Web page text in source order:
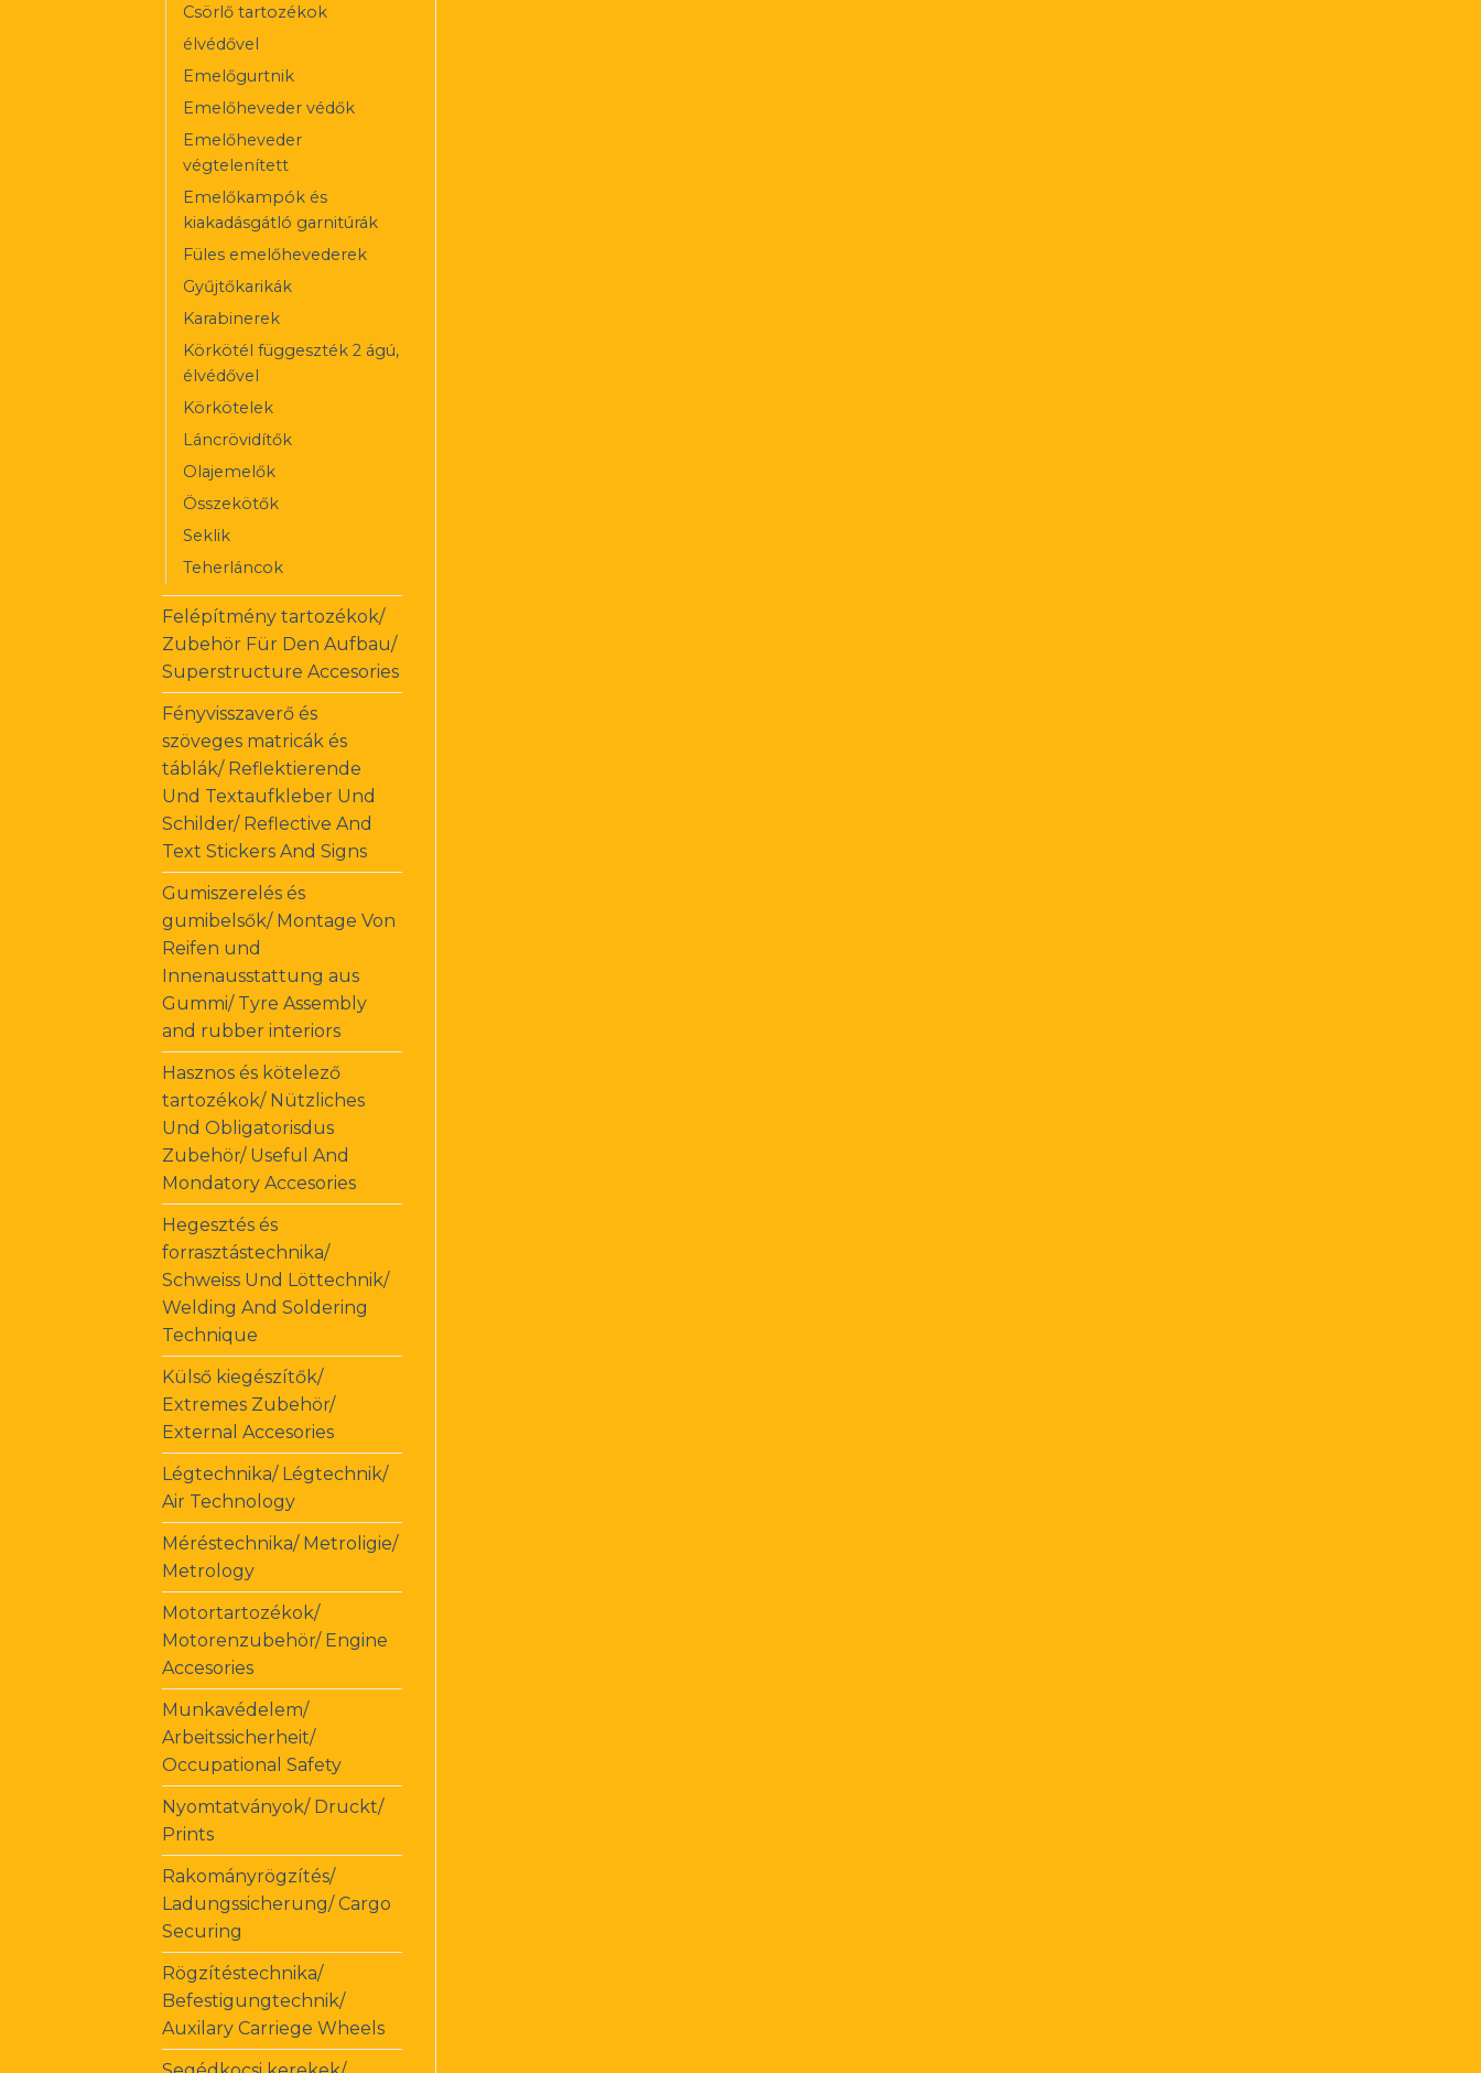
Csörlő tartozékok
élvédővel
Emelőgurtnik
Emelőheveder védők
Emelőheveder
végtelenített
Emelőkampók és
kiakadásgátló garnitúrák
Füles emelőhevederek
Gyűjtőkarikák
Karabinerek
Körkötél függeszték 2 ágú,
élvédővel
Körkötelek
Láncrövidítők
Olajemelők
Összekötők
Seklik
Teherláncok
Felépítmény tartozékok/
Zubehör Für Den Aufbau/
Superstructure Accesories
Fényvisszaverő és
szöveges matricák és
táblák/ Reflektierende
Und Textaufkleber Und
Schilder/ Reflective And
Text Stickers And Signs
Gumiszerelés és
gumibelsők/ Montage Von
Reifen und
Innenausstattung aus
Gummi/ Tyre Assembly
and rubber interiors
Hasznos és kötelező
tartozékok/ Nützliches
Und Obligatorisdus
Zubehör/ Useful And
Mondatory Accesories
Hegesztés és
forrasztástechnika/
Schweiss Und Löttechnik/
Welding And Soldering
Technique
Külső kiegészítők/
Extremes Zubehör/
External Accesories
Légtechnika/ Légtechnik/
Air Technology
Méréstechnika/ Metroligie/
Metrology
Motortartozékok/
Motorenzubehör/ Engine
Accesories
Munkavédelem/
Arbeitssicherheit/
Occupational Safety
Nyomtatványok/ Druckt/
Prints
Rakományrögzítés/
Ladungssicherung/ Cargo
Securing
Rögzítéstechnika/
Befestigungtechnik/
Auxilary Carriege Wheels